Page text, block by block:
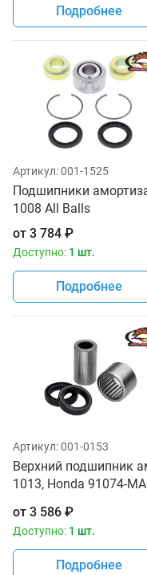
Подробнее
Артикул:001-1525
Подшипники
1008 All Balls
от 3 784 ₽
Доступно: 1 шт.
Подробнее
Артикул:001-0153
Верхний подшипник
1013, Honda 91074-
от 3 586 ₽
Доступно: 1 шт.
Подробнее